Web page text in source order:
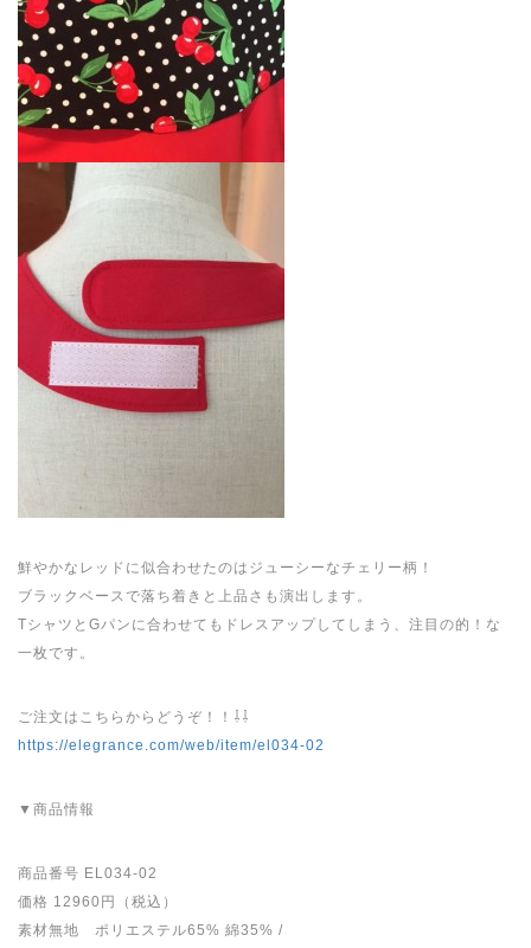
鮮やかなレッドに似合わせたのはジューシーなチェリー柄！
ブラックベースで落ち着きと上品さも演出します。
TシャツとGパンに合わせてもドレスアップしてしまう、注目の的！な
一枚です。
ご注文はこちらからどうぞ！！⇩⇩
https://elegrance.com/web/item/el034-02
▼商品情報
商品番号 EL034-02
価格 12960円（税込）
素材無地 ポリエステル65% 綿35% /